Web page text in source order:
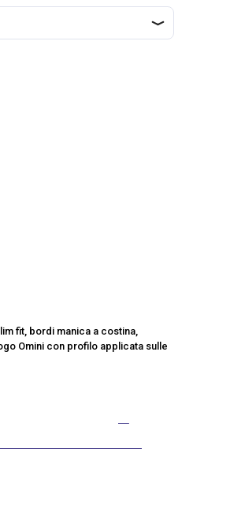
fit, bordi manica a costina,
Omini con profilo applicata sulle